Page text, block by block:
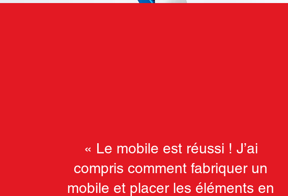
« Le mobile est réussi ! J’ai
compris comment fabriquer un
mobile et placer les éléments en